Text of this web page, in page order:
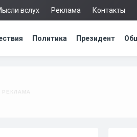
вслух Реклама Контакты
Политика Президент